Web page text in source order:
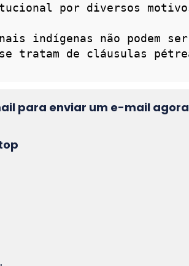
para enviar um e-mail agora